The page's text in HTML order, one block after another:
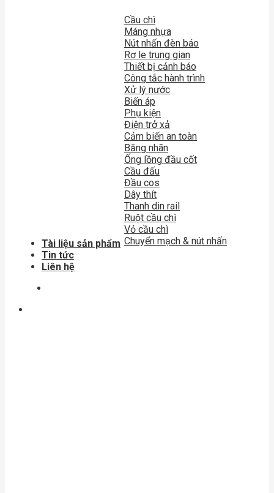
Cầu chì
Máng nhựa
Nút nhấn đèn báo
Rơ le trung gian
Thiết bị cảnh báo
Công tắc hành trình
Xử lý nước
Biến áp
Phụ kiện
Điện trở xả
Cảm biến an toàn
Băng nhãn
Ống lồng đầu cốt
Cầu đấu
Đầu cos
Dây thít
Thanh din rail
Ruột cầu chì
Vỏ cầu chì
Chuyển mạch & nút nhấn
Tài liệu sản phẩm
Tin tức
Liên hệ